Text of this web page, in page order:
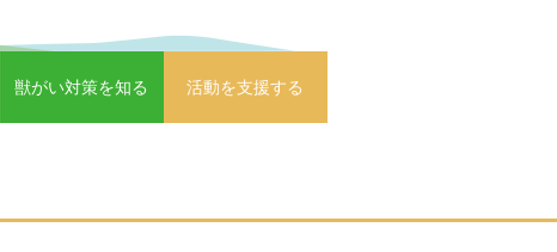
獣がい対策を知る 活動を支援する